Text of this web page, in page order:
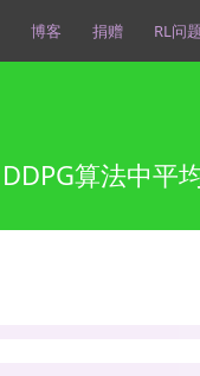
博客 捐赠 RL问
DDPG算法中平